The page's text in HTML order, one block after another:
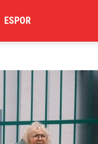
ESPOR